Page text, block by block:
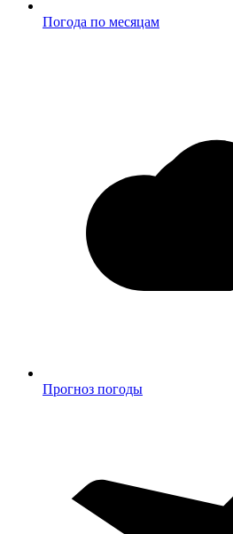
Погода по месяцам
Прогноз погоды